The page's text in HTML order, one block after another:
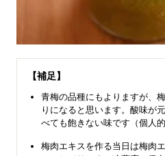
【補足】
青梅の品種にもよりますが、
りになると思います。酸味が
べても飽きない味です（個人
梅肉エキスを作る当日は梅肉